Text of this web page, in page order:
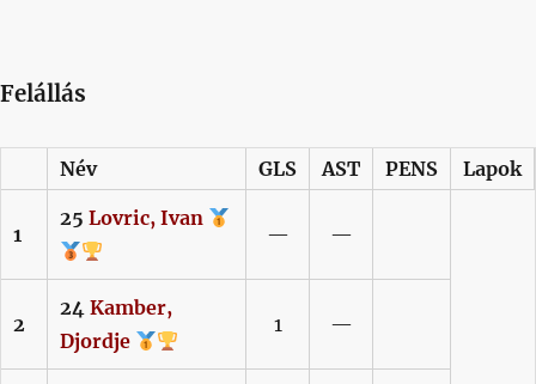
Felállás
Név GLS AST PENS Lapok
1
25 Lovric, Ivan
— —
2
24 Kamber,
Djordje
1 —